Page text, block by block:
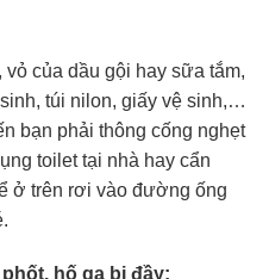
của dầu gội hay sữa tắm,
túi nilon, giấy vệ sinh,…
bạn phải thông cống nghẹt
toilet tại nhà hay cẩn
ở trên rơi vào đường ống
hố ga bị đầy: